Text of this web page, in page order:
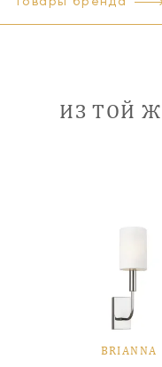
ИЗ ТОЙ
BRIANNA